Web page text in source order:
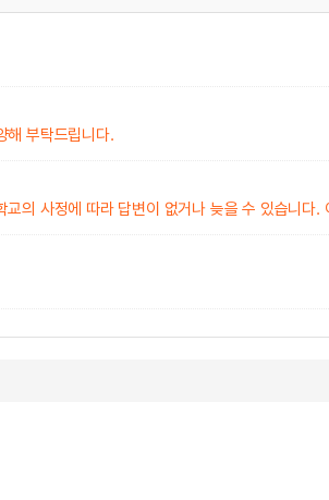
해 부탁드립니다.
의 사정에 따라 답변이 없거나 늦을 수 있습니다.